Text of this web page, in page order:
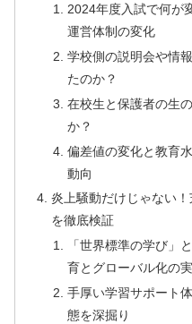
2024年度入試で何が
運営体制の変化
学校側の説明会や情
たのか？
在校生と保護者の生
か？
偏差値の変化と教育
動向
炎上騒動だけじゃない
を徹底検証
「世界標準の学び」
育とグローバル化の
手厚い学習サポート
態を深掘り